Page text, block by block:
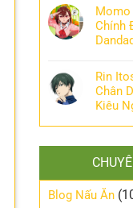
Momo
Chính
Rin
Chân
Kiêu
Blog Nấu Ăn